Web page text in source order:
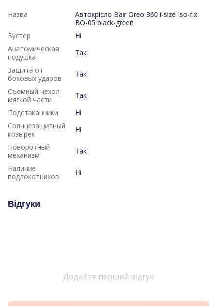
Назва
Автокрісло Bair Oreo 360 i-size Iso-fix
BO-05 black-green
Бустер
Ні
Анатомическая
подушка
Так
Защита от
боковых ударов
Так
Съемный чехол
мягкой части
Так
Подстаканники
Ні
Солнцезащитный
козырек
Ні
Поворотный
механизм
Так
Наличие
подлокотников
Ні
Відгуки
Додайте перший відгук